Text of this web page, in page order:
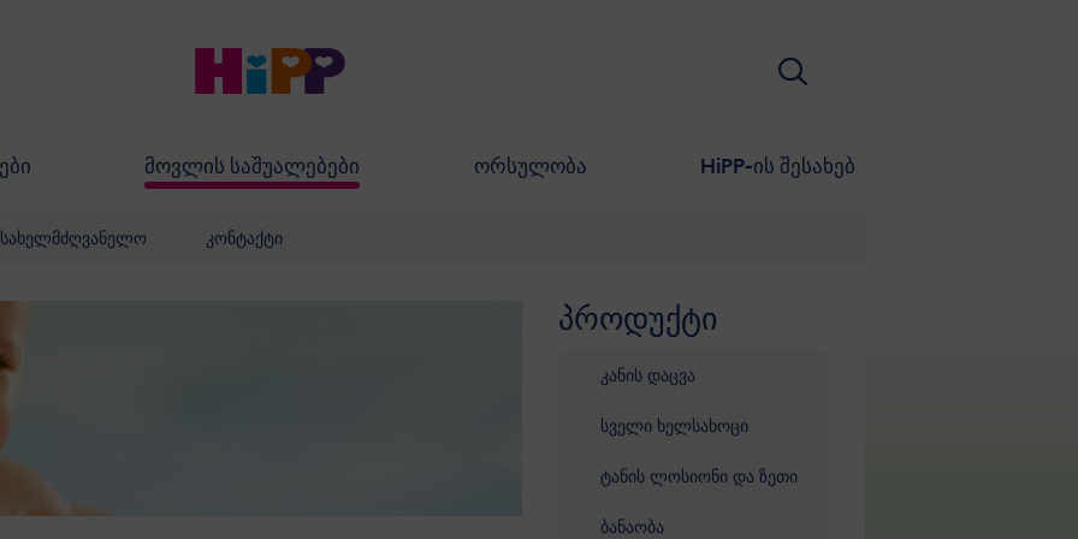
მოვლის საშუალებები ორსულობა HiPP-ის შესახებ
ძიება
სახელმძღვანელო კონტაქტი
გადასვლა პროდუქტების სიაზე
პროდუქტი
კანის დაცვა
სველი ხელსახოცი
ტანის ლოსიონი და ზეთი
ბანაობა